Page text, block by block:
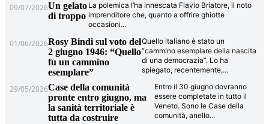
09/07/2026Un gelato
di troppo
La polemica l’ha innescata Flavio Briatore, il noto
imprenditore che, quanto a offrire ghiotte
occasioni...
01/06/2026Rosy Bindi sul voto del
2 giugno 1946: “Quello
fu un cammino
esemplare”
Quello italiano è stato un
“cammino esemplare della nascita
di una democrazia”. Lo ha
spiegato, recentemente,...
29/05/2026Case della comunità
pronte entro giugno, ma
la sanità territoriale è
tutta da costruire
Entro il 30 giugno dovranno
essere completate in tutto il
Veneto. Sono le Case della
comunità, anello...